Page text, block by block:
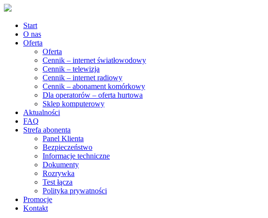
Start
O nas
Oferta
Oferta
Cennik – internet światłowodowy
Cennik – telewizja
Cennik – internet radiowy
Cennik – abonament komórkowy
Dla operatorów – oferta hurtowa
Sklep komputerowy
Aktualności
FAQ
Strefa abonenta
Panel Klienta
Bezpieczeństwo
Informacje techniczne
Dokumenty
Rozrywka
Test łącza
Polityka prywatności
Promocje
Kontakt